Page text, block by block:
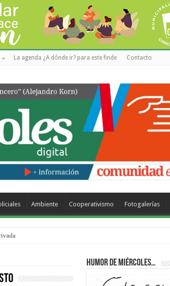
La agenda ¿A dónde ir? para este finde Contacto
Ambiente Cooperativismo Fotogalerías
Humor de Miércoles…